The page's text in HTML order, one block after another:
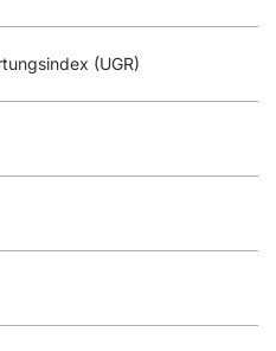
(UGR)